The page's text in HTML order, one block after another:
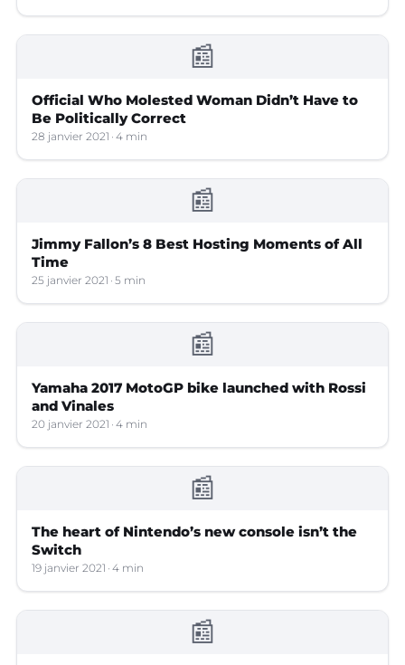
📰
Official Who Molested Woman Didn’t Have to
Be Politically Correct
28 janvier 2021 4 min
📰
Jimmy Fallon’s 8 Best Hosting Moments of All
Time
25 janvier 2021 5 min
📰
Yamaha 2017 MotoGP bike launched with Rossi
and Vinales
20 janvier 2021 4 min
📰
The heart of Nintendo’s new console isn’t the
Switch
19 janvier 2021 4 min
📰